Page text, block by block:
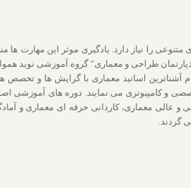
را نیاز دارد. یادگیری موثر این مهارت ها
طراحی و معماری” گروه آموزشی نوید
آشناترین اساتید معماری با گرایش ها و تخصص
و کامپیوتری می نمایند. دوره های آموزشی
و عالی معماری، کاردانی حرفه ای معماری و
گردند.